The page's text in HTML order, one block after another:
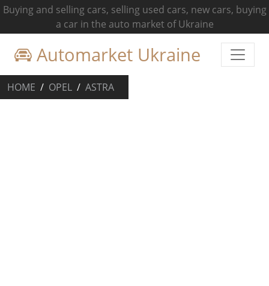
Buying and selling cars, selling used cars, new cars, buying
a car in the auto market of Ukraine
Automarket Ukraine
HOME OPEL ASTRA